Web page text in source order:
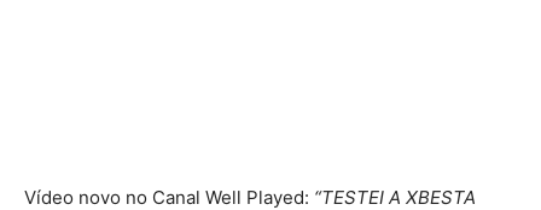
Vídeo novo no Canal Well Played: “TESTEI A XBESTA